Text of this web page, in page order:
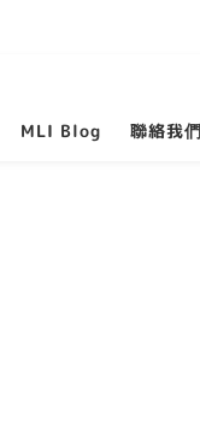
MLI Blog 聯絡我們